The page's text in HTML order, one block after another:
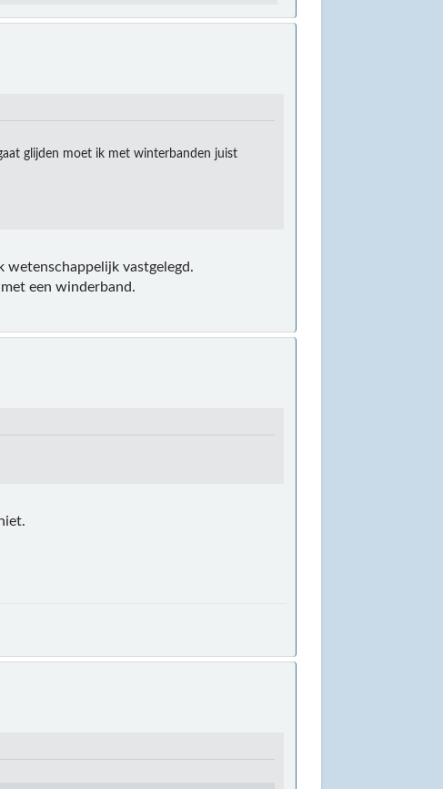
glijden moet ik met winterbanden juist
wetenschappelijk vastgelegd.
een winderband.